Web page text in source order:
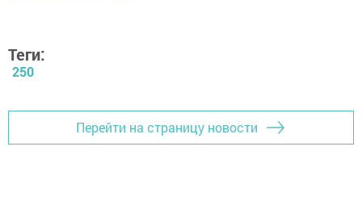
Теги:
250
Перейти на страницу новости